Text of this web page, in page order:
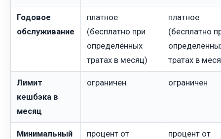
Годовое
обслуживание
платное
(бесплатно при
определённых
тратах в месяц)
платное
(бесплатно
тратах в
Лимит
кешбэка в
месяц
ограничен ограничен
Минимальный
процент от
процент от